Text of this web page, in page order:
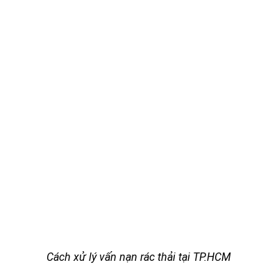
Cách xử lý vấn nạn rác thải tại TP.HCM